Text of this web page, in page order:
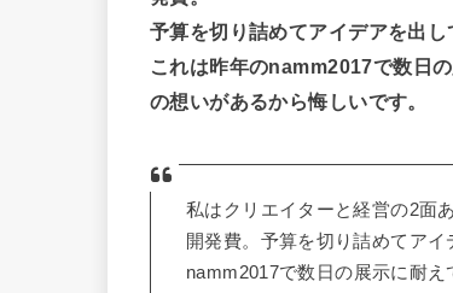
予算を切り詰めてアイデアを出
これは昨年のnamm2017で数日
の想いがあるから悔しいです。
私はクリエイターと経営の2面
開発費。予算を切り詰めてア
namm2017で数日の展示に耐